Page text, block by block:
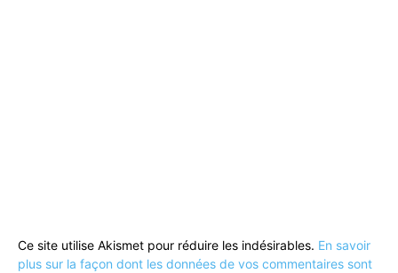
Ce site utilise Akismet pour réduire les indésirables. En savoir
plus sur la façon dont les données de vos commentaires sont